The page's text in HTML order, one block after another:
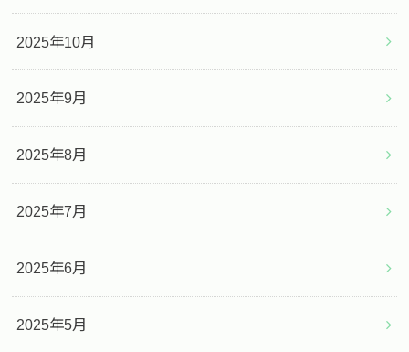
2025年10月
2025年9月
2025年8月
2025年7月
2025年6月
2025年5月